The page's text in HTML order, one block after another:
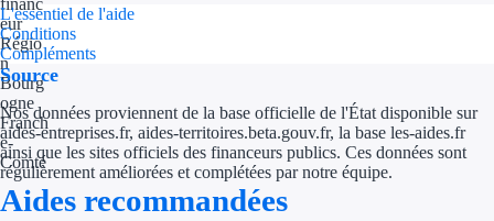
Blog
Nos guides
L'essentiel de l'aide
Conditions
Compléments
Source
Nos données proviennent de la base officielle de l'État disponible sur
aides-entreprises.fr, aides-territoires.beta.gouv.fr, la base les-aides.fr
ainsi que les sites officiels des financeurs publics. Ces données sont
régulièrement améliorées et complétées par notre équipe.
Aides recommandées